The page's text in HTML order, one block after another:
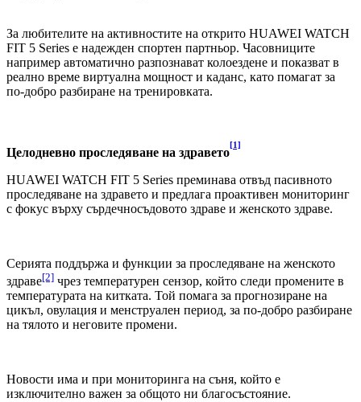
За любителите на активностите на открито HUAWEI WATCH
FIT 5 Series е надежден спортен партньор. Часовниците
например автоматично разпознават колоездене и показват в
реално време виртуална мощност и каданс, като помагат за
по-добро разбиране на тренировката.
Целодневно проследяване на здравето
[1]
HUAWEI WATCH FIT 5 Series преминава отвъд пасивното
проследяване на здравето и предлага проактивен мониторинг
с фокус върху сърдечносъдовото здраве и женското здраве.
Серията поддържа и функции за проследяване на женското
здраве[2] чрез температурен сензор, който следи промените в
температурата на китката. Той помага за прогнозиране на
цикъл, овулация и менструален период, за по-добро разбиране
на тялото и неговите промени.
Новости има и при мониторинга на съня, който е
изключително важен за общото ни благосъстояние.